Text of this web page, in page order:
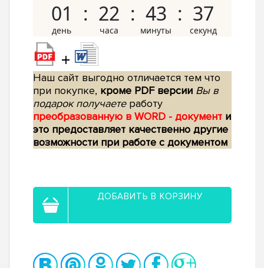
01 22 43 36
+
Наш сайт выгодно отличается тем что
при покупке, кроме PDF версии Вы в
подарок получаетеработу
преобразованную в WORD - документ и
это предоставляет качественно другие
возможности при работе с документом
ДОБАВИТЬ В КОРЗИНУ